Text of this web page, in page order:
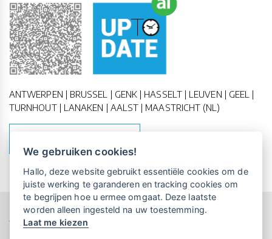
ANTWERPEN | BRUSSEL | GENK | HASSELT | LEUVEN | GEEL |
TURNHOUT | LANAKEN | AALST | MAASTRICHT (NL)
Copyright All Rights Reserved © 2011-2026 UP-TO-DATE
WebDesign
We gebruiken cookies!
Hallo, deze website gebruikt essentiële cookies om de
juiste werking te garanderen en tracking cookies om
te begrijpen hoe u ermee omgaat. Deze laatste
worden alleen ingesteld na uw toestemming.
Laat me kiezen
een persoonlijke demo.
Maandelijks gratis opleidingen